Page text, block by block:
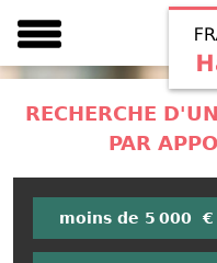
RECHERCHE
PAR
moins de 5 000 €